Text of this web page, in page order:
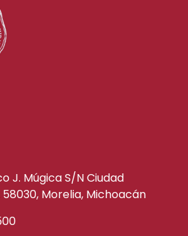
J. Múgica S/N Ciudad
58030, Morelia, Michoacán